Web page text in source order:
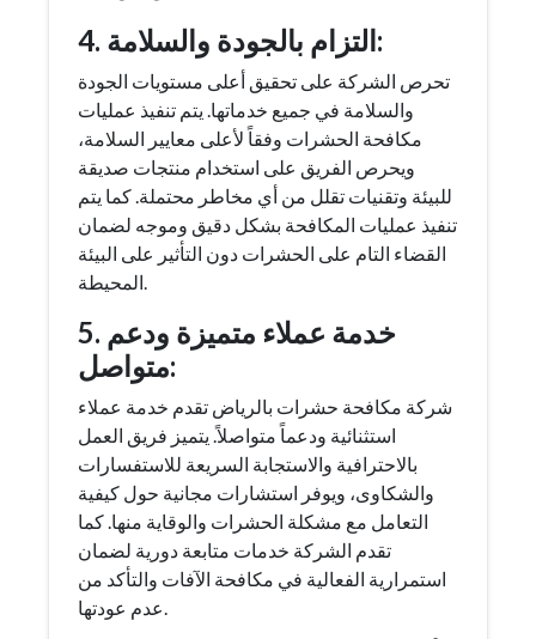
4. التزام بالجودة والسلامة:
تحرص الشركة على تحقيق أعلى مستويات الجودة
والسلامة في جميع خدماتها. يتم تنفيذ عمليات
مكافحة الحشرات وفقاً لأعلى معايير السلامة،
ويحرص الفريق على استخدام منتجات صديقة
للبيئة وتقنيات تقلل من أي مخاطر محتملة. كما يتم
تنفيذ عمليات المكافحة بشكل دقيق وموجه لضمان
القضاء التام على الحشرات دون التأثير على البيئة
المحيطة.
5. خدمة عملاء متميزة ودعم
متواصل:
شركة مكافحة حشرات بالرياض تقدم خدمة عملاء
استثنائية ودعماً متواصلاً. يتميز فريق العمل
بالاحترافية والاستجابة السريعة للاستفسارات
والشكاوى، ويوفر استشارات مجانية حول كيفية
التعامل مع مشكلة الحشرات والوقاية منها. كما
تقدم الشركة خدمات متابعة دورية لضمان
استمرارية الفعالية في مكافحة الآفات والتأكد من
عدم عودتها.